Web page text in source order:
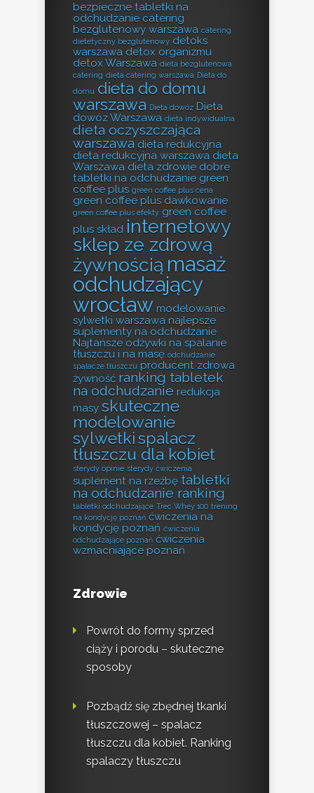
bezpieczne tabletki na
odchudzanie catering
bezglutenowy warszawa catering
dietetyczny bezglutenowy detoks
warszawa detox organizmu
detox Warszawa dieta bezglutenowa
catering dieta catering warszawa Dieta do
domu dieta do domu
warszawa Dieta dowóz Dieta
dowóz Warszawa dieta indywidualna
dieta oczyszczająca
warszawa dieta redukcyjna
dieta redukcyjna warszawa dieta
Warszawa dieta zdrowie dobre
tabletki na odchudzanie green
coffee plus green coffee plus cena
green coffee plus dawkowanie
green coffee plus efekty green coffee
plus skład internetowy
sklep ze zdrową
żywnością masaż
odchudzający
wrocław modelowanie
sylwetki warszawa najlepsze
suplementy na odchudzanie
Najtańsze odżywki na spalanie
tłuszczu i na masę odchudzanie
spalacze tłuszczu producent zdrowa
żywność ranking tabletek
na odchudzanie redukcja
masy skuteczne
modelowanie
sylwetkispalacz
tłuszczu dla kobiet
sterydy opinie sterydy ćwiczenia
suplement na rzeźbę tabletki
na odchudzanie ranking
tabletki odchudzające Trec Whey 100 trening
na kondycję poznań ćwiczenia na
kondycję poznań ćwiczenia
odchudzające poznań ćwiczenia
wzmacniające poznań
Zdrowie
Powrót do formy sprzed
ciąży i porodu – skuteczne
sposoby
Pozbądź się zbędnej tkanki
tłuszczowej – spalacz
tłuszczu dla kobiet. Ranking
spalaczy tłuszczu